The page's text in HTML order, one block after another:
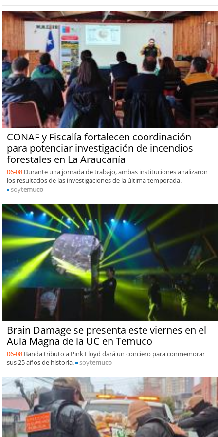
CONAF y Fiscalía fortalecen coordinación
para potenciar investigación de incendios
forestales en La Araucanía
06-08 Durante una jornada de trabajo, ambas instituciones analizaron
los resultados de las investigaciones de la última temporada.
soytemuco
Brain Damage se presenta este viernes en el
Aula Magna de la UC en Temuco
06-08 Banda tributo a Pink Floyd dará un conciero para conmemorar
sus 25 años de historia.
soytemuco